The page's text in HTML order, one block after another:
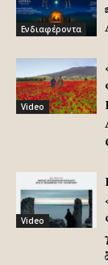
Ενδιαφέροντα
Video
Video